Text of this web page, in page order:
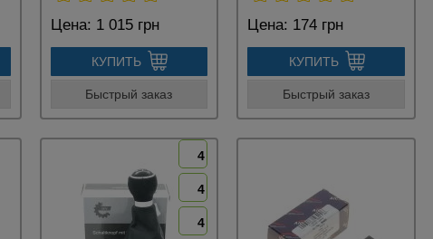
Цена: 1 015 грн
КУПИТЬ
Быстрый заказ
Цена: 174 грн
КУПИТЬ
Быстрый заказ
4
4
4